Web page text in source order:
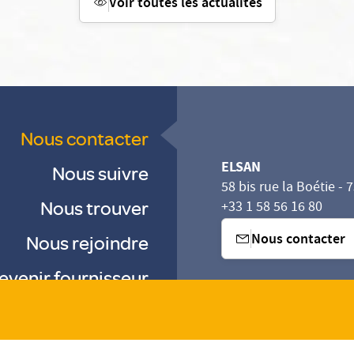
paramètres de confidentialité, en garantissant la
Nous contacter
Nous suivre
Nous trouver
Nous rejoindre
fournisseur
ELSAN
58 bis rue la Boétie -
+33 1 58 56 16 80
Nous contacter